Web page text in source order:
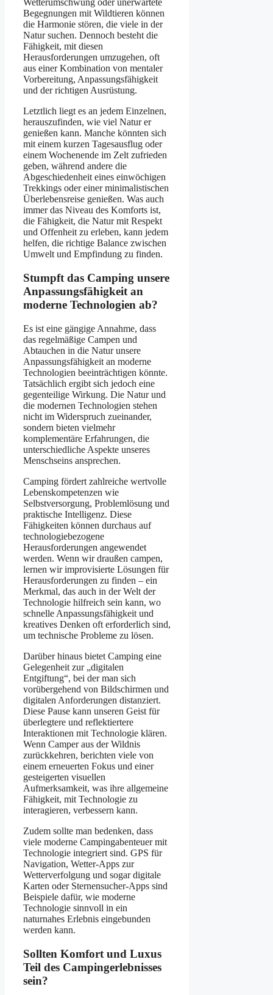
Wetterumschwung oder unerwartete
Begegnungen mit Wildtieren können
die Harmonie stören, die viele in der
Natur suchen. Dennoch besteht die
Fähigkeit, mit diesen
Herausforderungen umzugehen, oft
aus einer Kombination von mentaler
Vorbereitung, Anpassungsfähigkeit
und der richtigen Ausrüstung.
Letztlich liegt es an jedem Einzelnen,
herauszufinden, wie viel Natur er
genießen kann. Manche könnten sich
mit einem kurzen Tagesausflug oder
einem Wochenende im Zelt zufrieden
geben, während andere die
Abgeschiedenheit eines einwöchigen
Trekkings oder einer minimalistischen
Überlebensreise genießen. Was auch
immer das Niveau des Komforts ist,
die Fähigkeit, die Natur mit Respekt
und Offenheit zu erleben, kann jedem
helfen, die richtige Balance zwischen
Umwelt und Empfindung zu finden.
Stumpft das Camping unsere
Anpassungsfähigkeit an
moderne Technologien ab?
Es ist eine gängige Annahme, dass
das regelmäßige Campen und
Abtauchen in die Natur unsere
Anpassungsfähigkeit an moderne
Technologien beeinträchtigen könnte.
Tatsächlich ergibt sich jedoch eine
gegenteilige Wirkung. Die Natur und
die modernen Technologien stehen
nicht im Widerspruch zueinander,
sondern bieten vielmehr
komplementäre Erfahrungen, die
unterschiedliche Aspekte unseres
Menschseins ansprechen.
Camping fördert zahlreiche wertvolle
Lebenskompetenzen wie
Selbstversorgung, Problemlösung und
praktische Intelligenz. Diese
Fähigkeiten können durchaus auf
technologiebezogene
Herausforderungen angewendet
werden. Wenn wir draußen campen,
lernen wir improvisierte Lösungen für
Herausforderungen zu finden – ein
Merkmal, das auch in der Welt der
Technologie hilfreich sein kann, wo
schnelle Anpassungsfähigkeit und
kreatives Denken oft erforderlich sind,
um technische Probleme zu lösen.
Darüber hinaus bietet Camping eine
Gelegenheit zur „digitalen
Entgiftung“, bei der man sich
vorübergehend von Bildschirmen und
digitalen Anforderungen distanziert.
Diese Pause kann unseren Geist für
überlegtere und reflektiertere
Interaktionen mit Technologie klären.
Wenn Camper aus der Wildnis
zurückkehren, berichten viele von
einem erneuerten Fokus und einer
gesteigerten visuellen
Aufmerksamkeit, was ihre allgemeine
Fähigkeit, mit Technologie zu
interagieren, verbessern kann.
Zudem sollte man bedenken, dass
viele moderne Campingabenteuer mit
Technologie integriert sind. GPS für
Navigation, Wetter-Apps zur
Wetterverfolgung und sogar digitale
Karten oder Sternensucher-Apps sind
Beispiele dafür, wie moderne
Technologie sinnvoll in ein
naturnahes Erlebnis eingebunden
werden kann.
Sollten Komfort und Luxus
Teil des Campingerlebnisses
sein?